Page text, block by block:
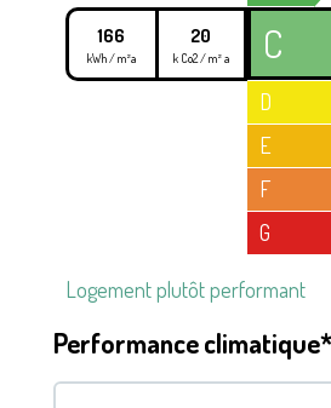
166
kWh / m²a
20
k Co2 / m² a C
D
E
F
G
Logement plutôt performant
Performance climatique*